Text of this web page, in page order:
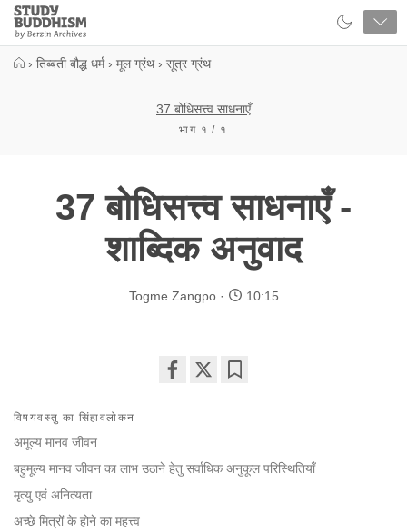
Close
Study
Buddhism
› तिब्बती बौद्ध धर्म › मूल ग्रंथ › सूत्र ग्रंथ
37 बोधिसत्त्व साधनाएँ
भाग १ / १
37 बोधिसत्त्व साधनाएँ -
शाब्दिक अनुवाद
Togme Zangpo 10:15
विषयवस्तु का सिंहावलोकन
अमूल्य मानव जीवन
बहुमूल्य मानव जीवन का लाभ उठाने हेतु सर्वाधिक अनुकूल परिस्थितियाँ
मृत्यु एवं अनित्यता
अच्छे मित्रों के होने का महत्त्व